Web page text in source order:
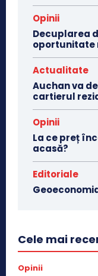
Opinii
Decuplarea
oportunitate
Actualitate
Auchan va
cartierul
Opinii
La ce preț
acasă?
Editoriale
Cele mai
Opinii